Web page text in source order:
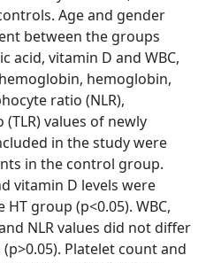
Age and gender
between the groups
acid, vitamin D and WBC,
hemoglobin,
ratio (NLR),
values of newly
in the study were
in the control group.
vitamin D levels were
group (p<0.05). WBC,
NLR values did not differ
Platelet count and